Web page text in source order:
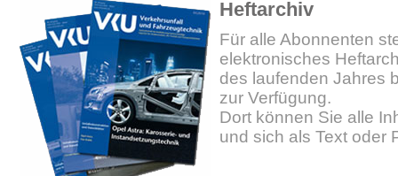
Heftarchiv
Für alle Abonnenten
elektronisches
des laufenden Jahres
zur Verfügung.
Dort können Sie alle
und sich als Text oder